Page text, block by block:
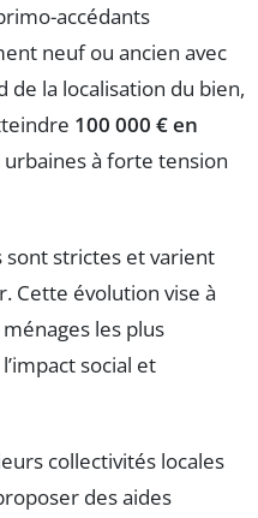
accédants
neuf ou ancien avec
de la localisation du bien,
100 000 € en
urbaines à forte tension
sont strictes et varient
Cette évolution vise à
les plus
social et
collectivités locales
des aides